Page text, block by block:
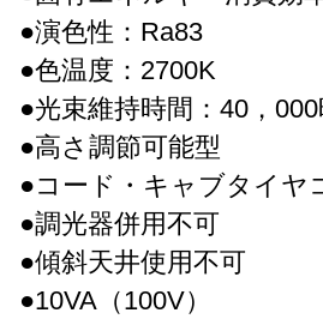
●演色性：Ra83
●色温度：2700K
●光束維持時間：40，000
●高さ調節可能型
●コード・キャブタイヤ
●調光器併用不可
●傾斜天井使用不可
●10VA（100V）